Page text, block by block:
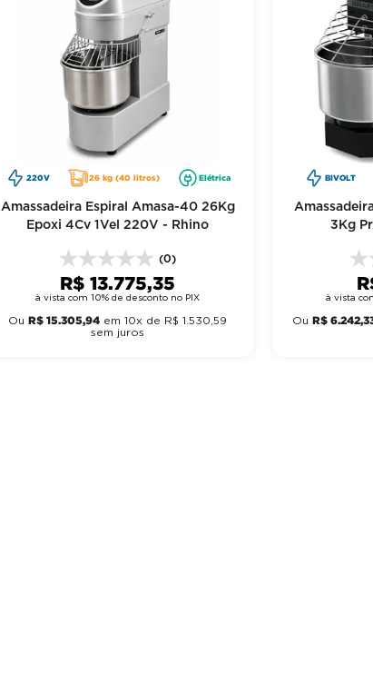
220V 26 kg (40 litros) Elétrica
Amassadeira Espiral Amasa-40 26Kg
Epoxi 4Cv 1Vel 220V - Rhino
(0)
R$ 13.775,35
à vista com 10% de desconto no PIX
OuR$ 15.305,94 em10x de R$ 1 .530 ,59
sem juros
BIVOLT
3Kg
à vista
OuR$ 6.242,